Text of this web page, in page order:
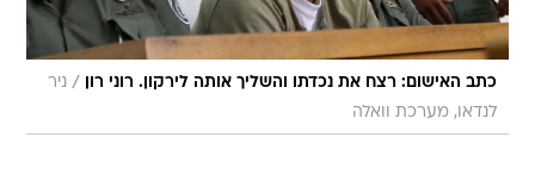
כתב האישום: רצח את נכדתו והשליך אותה לירקון. רוני רון / ניר
לנדאו, מערכת וואלה